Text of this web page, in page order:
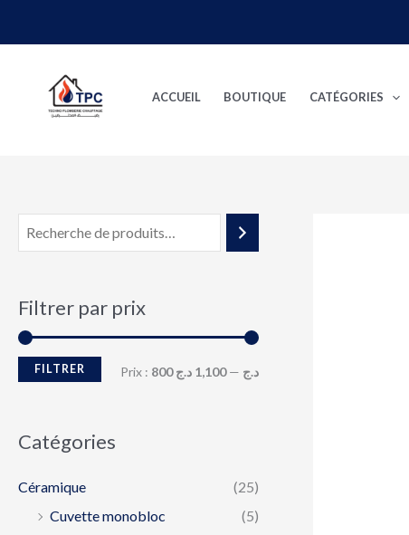
ACCUEIL BOUTIQUE CATÉGORIES
Filtrer par prix
FILTRER Prix : 800 د.ج —1,100 د.ج
Catégories
Céramique
(25)
Cuvette monobloc
(5)